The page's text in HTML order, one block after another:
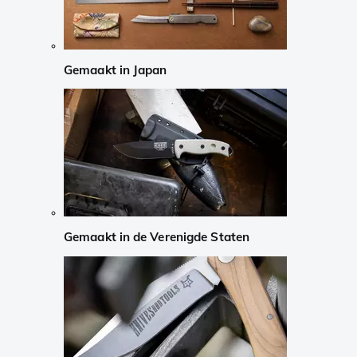
Gemaakt in Japan
Gemaakt in de Verenigde Staten